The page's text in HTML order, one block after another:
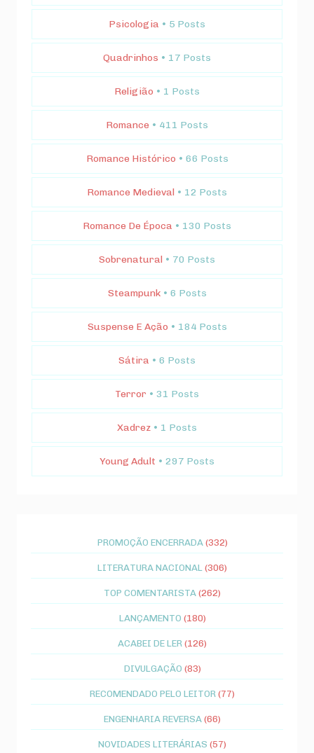
Psicologia • 5 Posts
Quadrinhos • 17 Posts
Religião • 1 Posts
Romance • 411 Posts
Romance Histórico • 66 Posts
Romance Medieval • 12 Posts
Romance De Época • 130 Posts
Sobrenatural • 70 Posts
Steampunk • 6 Posts
Suspense E Ação • 184 Posts
Sátira • 6 Posts
Terror • 31 Posts
Xadrez • 1 Posts
Young Adult • 297 Posts
PROMOÇÃO ENCERRADA (332)
LITERATURA NACIONAL (306)
TOP COMENTARISTA(262)
LANÇAMENTO (180)
ACABEI DE LER (126)
DIVULGAÇÃO (83)
RECOMENDADO PELO LEITOR (77)
ENGENHARIA REVERSA(66)
NOVIDADES LITERÁRIAS (57)